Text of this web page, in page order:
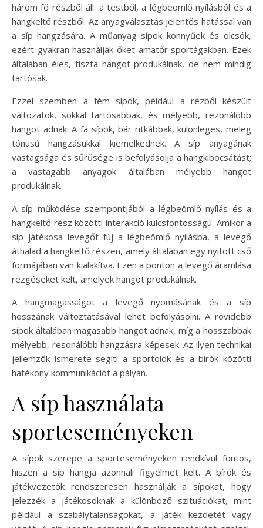
három fő részből áll: a testből, a légbeömlő nyílásból és a
hangkeltő részből. Az anyagválasztás jelentős hatással van
a síp hangzására. A műanyag sípok könnyűek és olcsók,
ezért gyakran használják őket amatőr sportágakban. Ezek
általában éles, tiszta hangot produkálnak, de nem mindig
tartósak.
Ezzel szemben a fém sípok, például a rézből készült
változatok, sokkal tartósabbak, és mélyebb, rezonálóbb
hangot adnak. A fa sípok, bár ritkábbak, különleges, meleg
tónusú hangzásukkal kiemelkednek. A síp anyagának
vastagsága és sűrűsége is befolyásolja a hangkibocsátást;
a vastagabb anyagok általában mélyebb hangot
produkálnak.
A síp működése szempontjából a légbeömlő nyílás és a
hangkeltő rész közötti interakció kulcsfontosságú. Amikor a
síp játékosa levegőt fúj a légbeömlő nyílásba, a levegő
áthalad a hangkeltő részen, amely általában egy nyitott cső
formájában van kialakítva. Ezen a ponton a levegő áramlása
rezgéseket kelt, amelyek hangot produkálnak.
A hangmagasságot a levegő nyomásának és a síp
hosszának változtatásával lehet befolyásolni. A rövidebb
sípok általában magasabb hangot adnak, míg a hosszabbak
mélyebb, resonálóbb hangzásra képesek. Az ilyen technikai
jellemzők ismerete segíti a sportolók és a bírók közötti
hatékony kommunikációt a pályán.
A síp használata
sporteseményeken
A sípok szerepe a sporteseményeken rendkívül fontos,
hiszen a síp hangja azonnali figyelmet kelt. A bírók és
játékvezetők rendszeresen használják a sípokat, hogy
jelezzék a játékosoknak a különböző szituációkat, mint
például a szabálytalanságokat, a játék kezdetét vagy